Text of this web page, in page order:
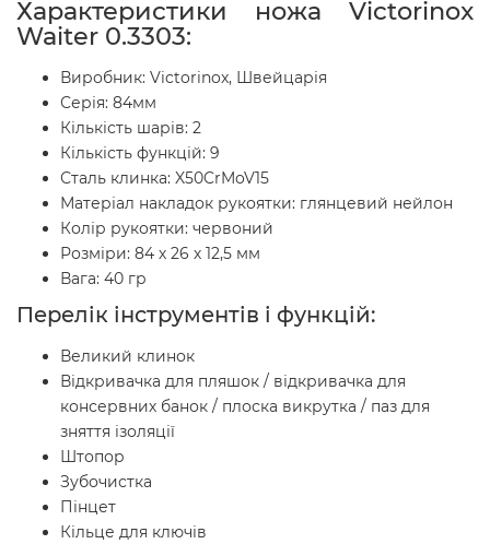
Характеристики ножа Victorinox
Waiter 0.3303:
Виробник: Victorinox, Швейцарія
Серія: 84мм
Кількість шарів: 2
Кількість функцій: 9
Сталь клинка: X50CrMoV15
Матеріал накладок рукоятки: глянцевий нейлон
Колір рукоятки: червоний
Розміри: 84 х 26 х 12,5 мм
Вага: 40 гр
Перелік інструментів і функцій:
Великий клинок
Відкривачка для пляшок / відкривачка для
консервних банок / плоска викрутка / паз для
зняття ізоляції
Штопор
Зубочистка
Пінцет
Кільце для ключів